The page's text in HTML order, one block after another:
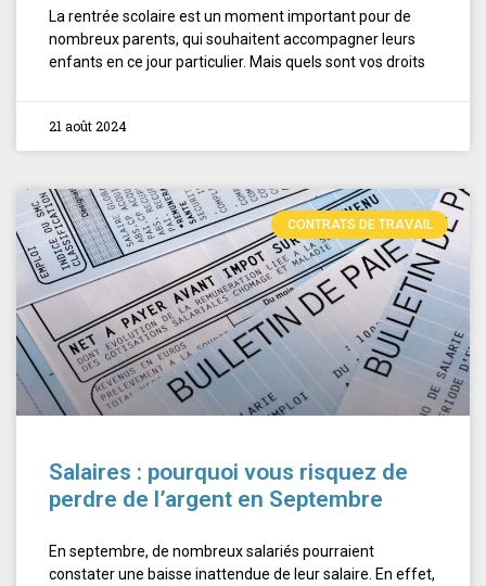
La rentrée scolaire est un moment important pour de
nombreux parents, qui souhaitent accompagner leurs
enfants en ce jour particulier. Mais quels sont vos droits
21 août 2024
CONTRATS DE TRAVAIL
Salaires : pourquoi vous risquez de
perdre de l’argent en Septembre
En septembre, de nombreux salariés pourraient
constater une baisse inattendue de leur salaire. En effet,